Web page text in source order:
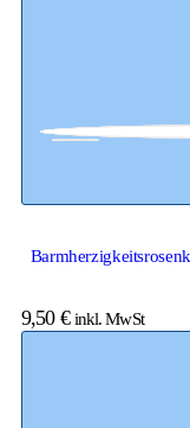
9,50 € inkl. MwSt